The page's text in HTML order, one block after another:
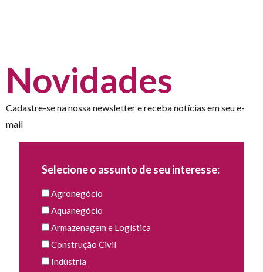
Novidades
Cadastre-se na nossa newsletter e receba notícias em seu e-
mail
Selecione o assunto de seu interesse:
Agronegócio
Aquanegócio
Armazenagem e Logística
Construção Civil
Indústria